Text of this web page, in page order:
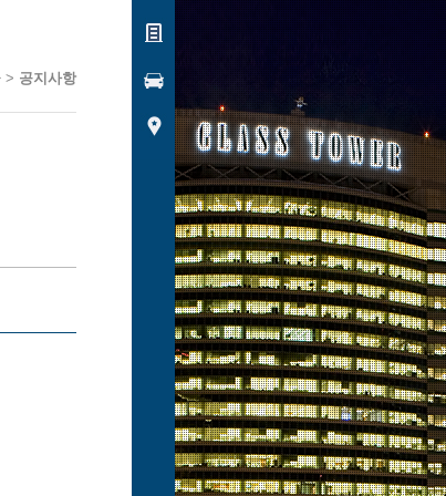
> 공지사항